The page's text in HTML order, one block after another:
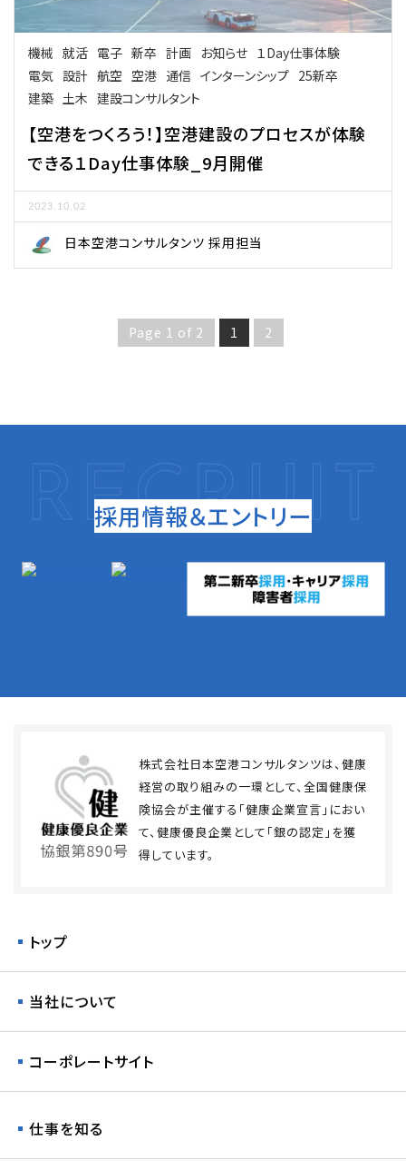
機械 就活 電子 新卒 計画 お知らせ １Day仕事体験
電気 設計 航空 空港 通信 インターンシップ 25新卒
建築 土木 建設コンサルタント
【空港をつくろう！】空港建設のプロセスが体験
できる１Day仕事体験_9月開催
2023.10.02
日本空港コンサルタンツ 採用担当
Page 1 of 2 1 2
採用情報＆エントリー
株式会社日本空港コンサルタンツは、健康
経営の取り組みの一環として、全国健康保
険協会が主催する「健康企業宣言」におい
て、健康優良企業として「銀の認定」を獲
得しています。
トップ
当社について
コーポレートサイト
仕事を知る